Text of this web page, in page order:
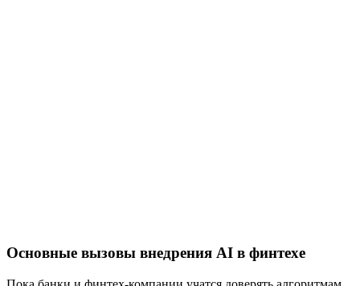
Основные вызовы внедрения AI в финтехе